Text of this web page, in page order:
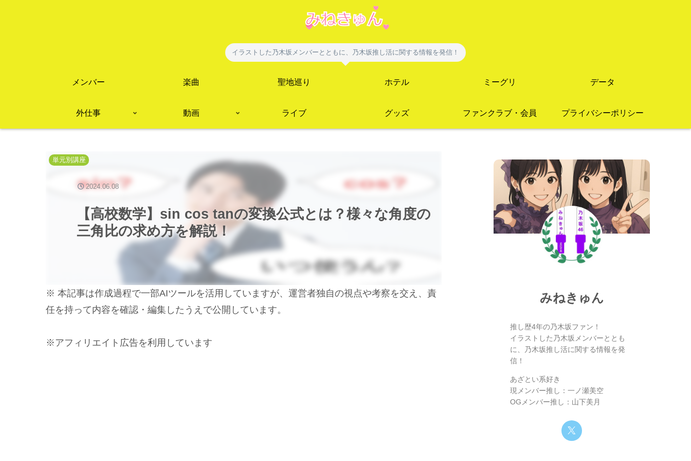
イラストした乃木坂メンバーとともに、乃木坂推し活に関する情報を発信！
メンバー 楽曲 聖地巡り ホテル ミーグリ データ
外仕事 動画 ライブ グッズ ファンクラブ・会員 プライバシーポリシー
【高校数学】sin cos tanの変換公式とは？様々な角度の
三角比の求め方を解説！
単元別講座
2024.06.08
※ 本記事は作成過程で一部AIツールを活用していますが、運営者独自の視点や考察を交え、責
任を持って内容を確認・編集したうえで公開しています。
※アフィリエイト広告を利用しています
みねきゅん
推し歴4年の乃木坂ファン！
イラストした乃木坂メンバーととも
に、乃木坂推し活に関する情報を発
信！
あざとい系好き
現メンバー推し：一ノ瀬美空
OGメンバー推し：山下美月